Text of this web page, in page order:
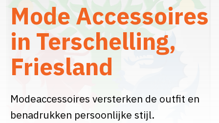
Mode Accessoires
in Terschelling,
Friesland
Modeaccessoires versterken de outfit en
benadrukken persoonlijke stijl.